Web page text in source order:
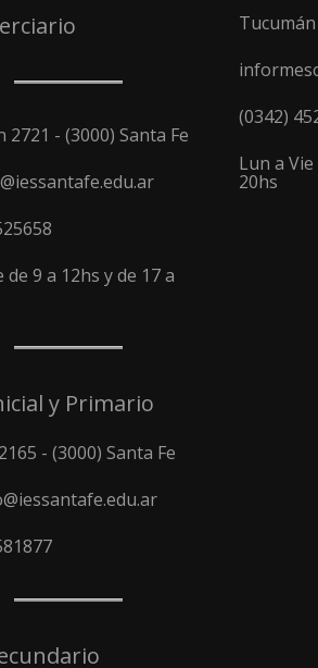
2721 - (3000) Santa Fe
de 9 a 12hs y de 17 a
y Primario
- (3000) Santa Fe
Tucumán
(0342)
Lun a
20hs